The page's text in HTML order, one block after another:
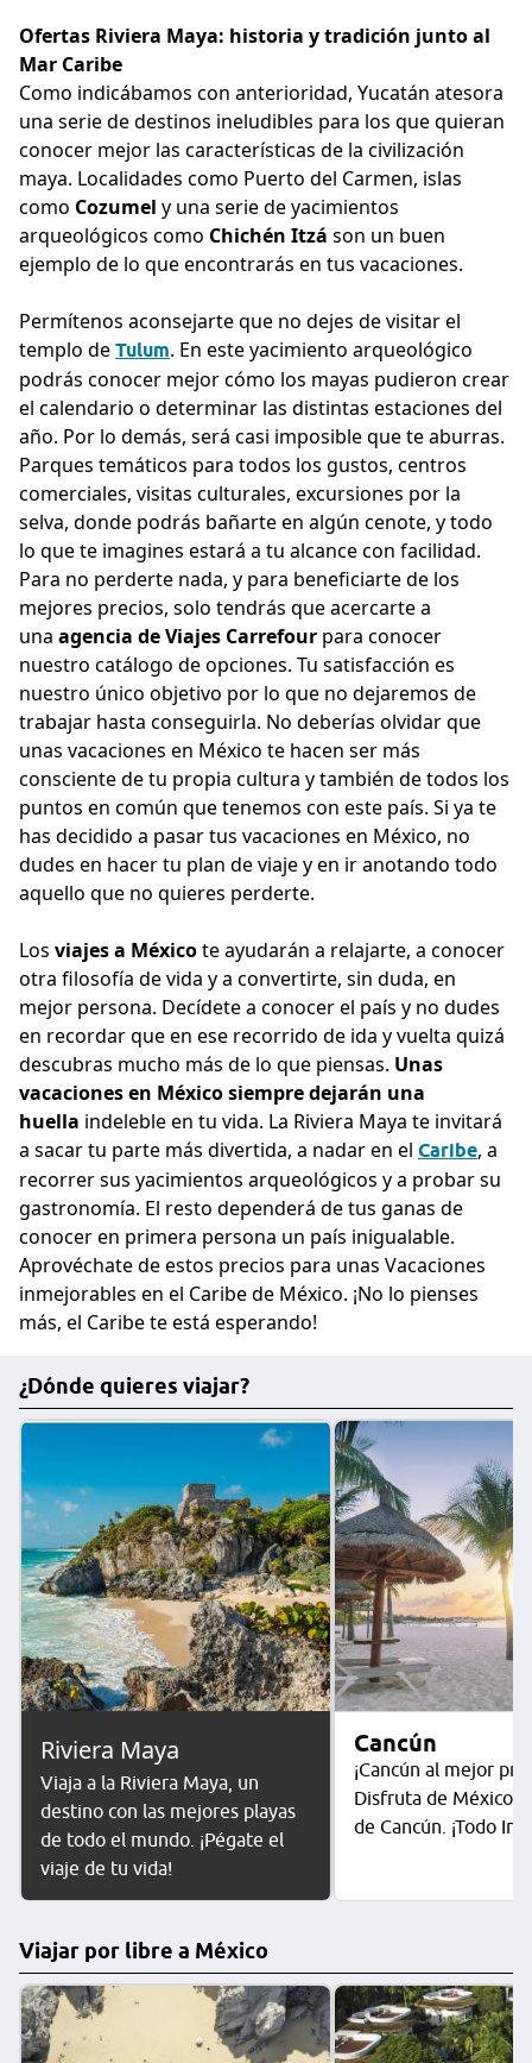
Ofertas Riviera Maya: historia y tradición junto al
Mar Caribe
Como indicábamos con anterioridad, Yucatán atesora
una serie de destinos ineludibles para los que quieran
conocer mejor las características de la civilización
maya. Localidades como Puerto del Carmen, islas
como Cozumel y una serie de yacimientos
arqueológicos como Chichén Itzá son un buen
ejemplo de lo que encontrarás en tus vacaciones.
Permítenos aconsejarte que no dejes de visitar el
templo de Tulum. En este yacimiento arqueológico
podrás conocer mejor cómo los mayas pudieron crear
el calendario o determinar las distintas estaciones del
año. Por lo demás, será casi imposible que te aburras.
Parques temáticos para todos los gustos, centros
comerciales, visitas culturales, excursiones por la
selva, donde podrás bañarte en algún cenote, y todo
lo que te imagines estará a tu alcance con facilidad.
Para no perderte nada, y para beneficiarte de los
mejores precios, solo tendrás que acercarte a
una agencia de Viajes Carrefour para conocer
nuestro catálogo de opciones. Tu satisfacción es
nuestro único objetivo por lo que no dejaremos de
trabajar hasta conseguirla. No deberías olvidar que
unas vacaciones en México te hacen ser más
consciente de tu propia cultura y también de todos los
puntos en común que tenemos con este país. Si ya te
has decidido a pasar tus vacaciones en México, no
dudes en hacer tu plan de viaje y en ir anotando todo
aquello que no quieres perderte.
Los viajes a Méxicote ayudarán a relajarte, a conocer
otra filosofía de vida y a convertirte, sin duda, en
mejor persona. Decídete a conocer el país y no dudes
en recordar que en ese recorrido de ida y vuelta quizá
descubras mucho más de lo que piensas. Unas
vacaciones en México siempre dejarán una
huella indeleble en tu vida. La Riviera Maya te invitará
a sacar tu parte más divertida, a nadar en el Caribe, a
recorrer sus yacimientos arqueológicos y a probar su
gastronomía. El resto dependerá de tus ganas de
conocer en primera persona un país inigualable.
Aprovéchate de estos precios para unas Vacaciones
inmejorables en el Caribe de México. ¡No lo pienses
más, el Caribe te está esperando!
¿Dónde quieres viajar?
Riviera Maya
Viaja a la Riviera Maya, un
destino con las mejores playas
de todo el mundo. ¡Pégate el
viaje de tu vida!
Cancún
¡Cancún al mejor
Disfruta de México y
de Cancún. ¡Todo
Viajar por libre a México